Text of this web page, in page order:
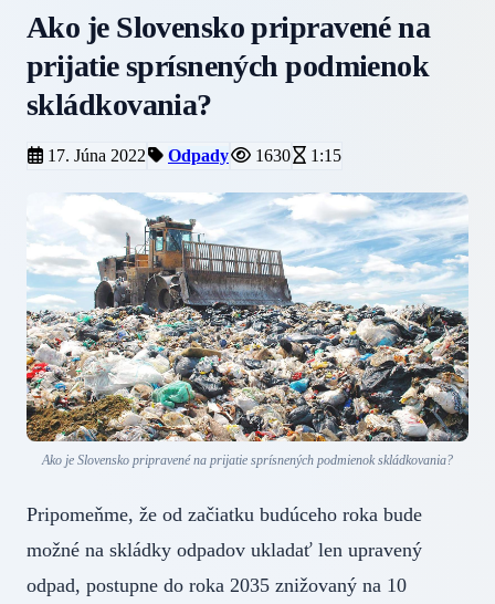
Ako je Slovensko pripravené na
prijatie sprísnených podmienok
skládkovania?
17. Júna 2022 Odpady 1630 1:15
Ako je Slovensko pripravené na prijatie sprísnených podmienok skládkovania?
Pripomeňme, že od začiatku budúceho roka bude
možné na skládky odpadov ukladať len upravený
odpad, postupne do roka 2035 znižovaný na 10